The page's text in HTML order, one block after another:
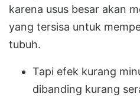
karena usus besar akan
yang tersisa untuk
tubuh.
Tapi efek kurang
dibanding kurang